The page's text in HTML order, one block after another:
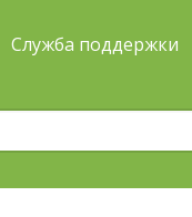
Служба поддержки